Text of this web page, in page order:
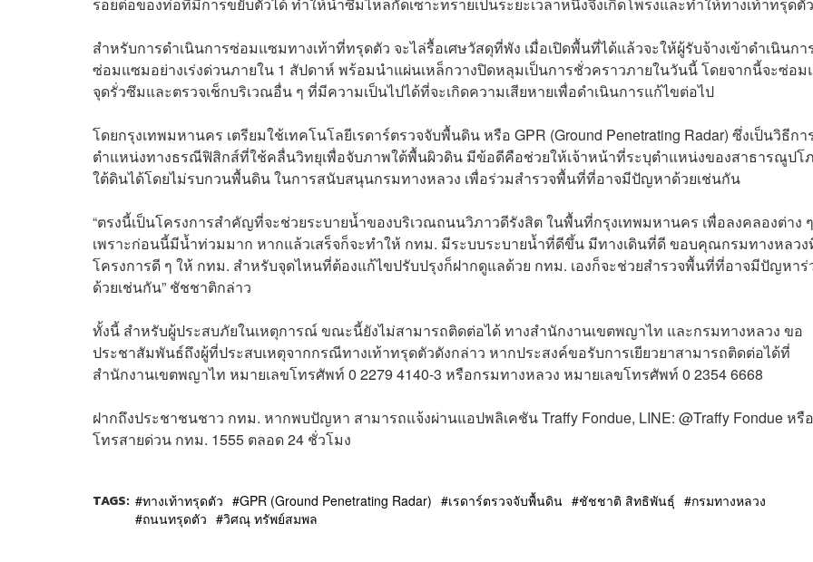
สำหรับการดำเนินการซ่อมแซมทางเท้าที่ทรุดตัว จะไล่รื้อเศษวัสดุที่พัง เมื่อเปิดพื้นที่ได้แล้วจะให้ผู้รับจ้างเข้าดำเนินกา
ซ่อมแซมอย่างเร่งด่วนภายใน 1 สัปดาห์ พร้อมนำแผ่นเหล็กวางปิดหลุมเป็นการชั่วคราวภายในวันนี้ โดยจากนี้จะซ่อ
จุดรั่วซึมและตรวจเช็กบริเวณอื่น ๆ ที่มีความเป็นไปได้ที่จะเกิดความเสียหายเพื่อดำเนินการแก้ไขต่อไป
โดยกรุงเทพมหานคร เตรียมใช้เทคโนโลยีเรดาร์ตรวจจับพื้นดิน หรือ GPR (Ground Penetrating Radar) ซึ่งเป็นวิธีกา
ตำแหน่งทางธรณีฟิสิกส์ที่ใช้คลื่นวิทยุเพื่อจับภาพใต้พื้นผิวดิน มีข้อดีคือช่วยให้เจ้าหน้าที่ระบุตำแหน่งของสาธารณูปโ
ใต้ดินได้โดยไม่รบกวนพื้นดิน ในการสนับสนุนกรมทางหลวง เพื่อร่วมสำรวจพื้นที่ที่อาจมีปัญหาด้วยเช่นกัน
“ตรงนี้เป็นโครงการสำคัญที่จะช่วยระบายน้ำของบริเวณถนนวิภาวดีรังสิต ในพื้นที่กรุงเทพมหานคร เพื่อลงคลองต่าง ๆ
เพราะก่อนนี้มีน้ำท่วมมาก หากแล้วเสร็จก็จะทำให้ กทม. มีระบบระบายน้ำที่ดีขึ้น มีทางเดินที่ดี ขอบคุณกรมทางหลว
โครงการดี ๆ ให้ กทม. สำหรับจุดไหนที่ต้องแก้ไขปรับปรุงก็ฝากดูแลด้วย กทม. เองก็จะช่วยสำรวจพื้นที่ที่อาจมีปัญหาร่
ด้วยเช่นกัน” ชัชชาติกล่าว
ทั้งนี้ สำหรับผู้ประสบภัยในเหตุการณ์ ขณะนี้ยังไม่สามารถติดต่อได้ ทางสำนักงานเขตพญาไท และกรมทางหลวง ขอ
ประชาสัมพันธ์ถึงผู้ที่ประสบเหตุจากกรณีทางเท้าทรุดตัวดังกล่าว หากประสงค์ขอรับการเยียวยาสามารถติดต่อได้ที่
สำนักงานเขตพญาไท หมายเลขโทรศัพท์ 0 2279 4140-3 หรือกรมทางหลวง หมายเลขโทรศัพท์ 0 2354 6668
ฝากถึงประชาชนชาว กทม. หากพบปัญหา สามารถแจ้งผ่านแอปพลิเคชัน Traffy Fondue, LINE: @Traffy Fondue หรือ
โทรสายด่วน กทม. 1555 ตลอด 24 ชั่วโมง
TAGS: ทางเท้าทรุดตัว GPR (Ground Penetrating Radar) เรดาร์ตรวจจับพื้นดิน ชัชชาติ สิทธิพันธุ์
กรมทางหลวง
ถนนทรุดตัว
วิศณุ ทรัพย์สมพล